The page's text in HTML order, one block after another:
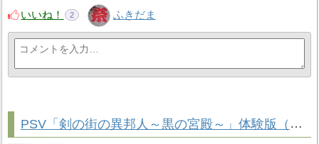
いいね！ 2 ふきだま
PSV「剣の街の異邦人～黒の宮殿～」体験版（その３）